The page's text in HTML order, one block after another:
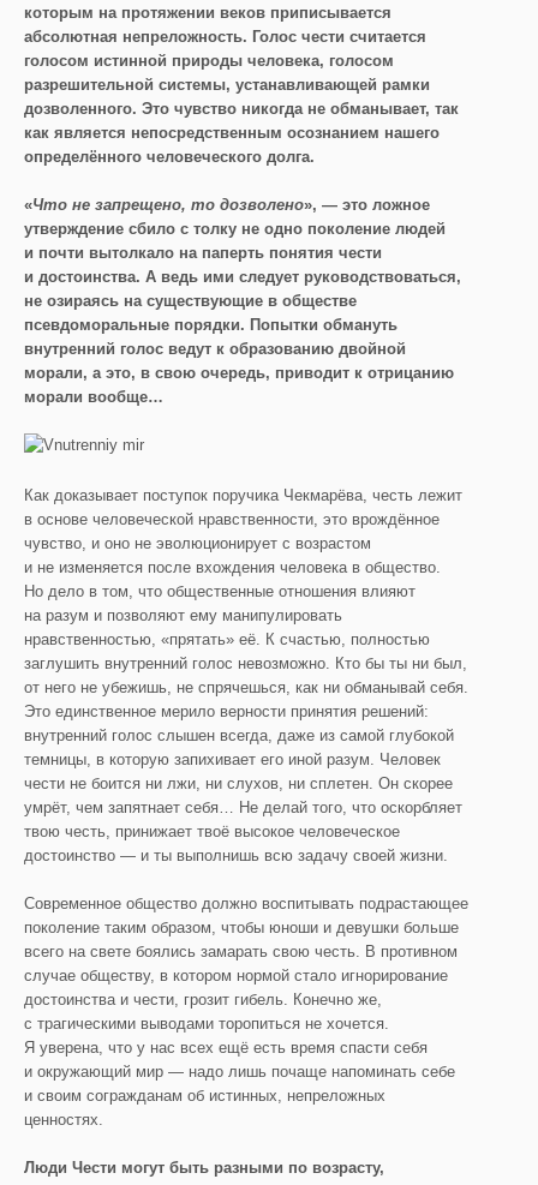
которым на протяжении веков приписывается
абсолютная непреложность. Голос чести считается
голосом истинной природы человека, голосом
разрешительной системы, устанавливающей рамки
дозволенного. Это чувство никогда не обманывает, так
как является непосредственным осознанием нашего
определённого человеческого долга.
«Что не запрещено, то дозволено», — это ложное
утверждение сбило с толку не одно поколение людей
и почти вытолкало на паперть понятия чести
и достоинства. А ведь ими следует руководствоваться,
не озираясь на существующие в обществе
псевдоморальные порядки. Попытки обмануть
внутренний голос ведут к образованию двойной
морали, а это, в свою очередь, приводит к отрицанию
морали вообще…
Как доказывает поступок поручика Чекмарёва, честь лежит
в основе человеческой нравственности, это врождённое
чувство, и оно не эволюционирует с возрастом
и не изменяется после вхождения человека в общество.
Но дело в том, что общественные отношения влияют
на разум и позволяют ему манипулировать
нравственностью, «прятать» её. К счастью, полностью
заглушить внутренний голос невозможно. Кто бы ты ни был,
от него не убежишь, не спрячешься, как ни обманывай себя.
Это единственное мерило верности принятия решений:
внутренний голос слышен всегда, даже из самой глубокой
темницы, в которую запихивает его иной разум. Человек
чести не боится ни лжи, ни слухов, ни сплетен. Он скорее
умрёт, чем запятнает себя… Не делай того, что оскорбляет
твою честь, принижает твоё высокое человеческое
достоинство — и ты выполнишь всю задачу своей жизни.
Современное общество должно воспитывать подрастающее
поколение таким образом, чтобы юноши и девушки больше
всего на свете боялись замарать свою честь. В противном
случае обществу, в котором нормой стало игнорирование
достоинства и чести, грозит гибель. Конечно же,
с трагическими выводами торопиться не хочется.
Я уверена, что у нас всех ещё есть время спасти себя
и окружающий мир — надо лишь почаще напоминать себе
и своим согражданам об истинных, непреложных
ценностях.
Люди Чести могут быть разными по возрасту,